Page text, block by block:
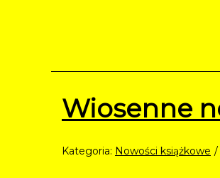
Wiosenne
Kategoria: Nowości książkowe